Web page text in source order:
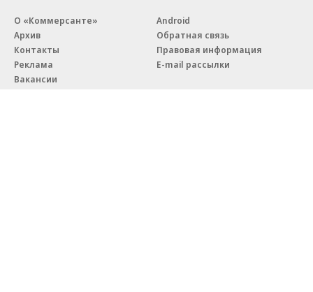
О «Коммерсанте»
Архив
Контакты
Реклама
Вакансии
Android
Обратная связь
Правовая информация
E-mail рассылки